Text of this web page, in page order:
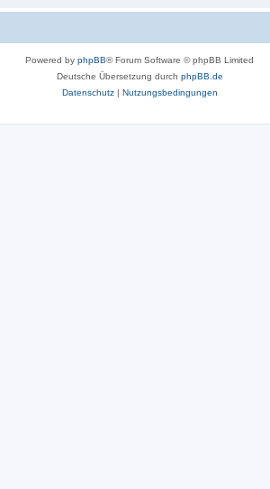
Powered by phpBB® Forum Software © phpBB Limited
Deutsche Übersetzung durch phpBB.de
Datenschutz| Nutzungsbedingungen